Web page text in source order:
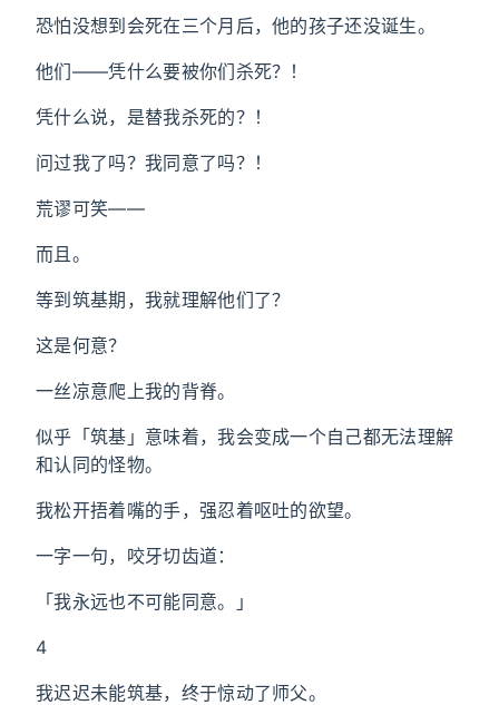
恐怕没想到会死在三个月后，他的孩子还没诞生。
他们——凭什么要被你们杀死？！
凭什么说，是替我杀死的？！
问过我了吗？我同意了吗？！
荒谬可笑——
而且。
等到筑基期，我就理解他们了？
这是何意？
一丝凉意爬上我的背脊。
似乎「筑基」意味着，我会变成一个自己都无法理解
和认同的怪物。
我松开捂着嘴的手，强忍着呕吐的欲望。
一字一句，咬牙切齿道：
「我永远也不可能同意。」
4
我迟迟未能筑基，终于惊动了师父。